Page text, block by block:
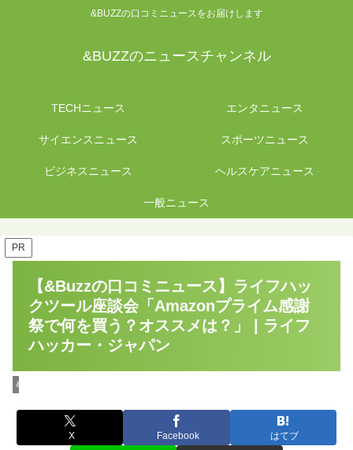
&BUZZの口コミニュースをお届けします
&BUZZのニュースチャンネル
TECHニュース エンタニュース
サイエンスニュース スポーツニュース
ビジネスニュース ヘルスケアニュース
一般ニュース
PR
【&Buzzの口コミニュース】ライフハッ
クツール座談会「Amazonプライム感謝
祭で何を買う？オススメは？」 | ライフ
ハッカー・ジャパン
&BuzzのTECHニュース
X Facebook はてブ